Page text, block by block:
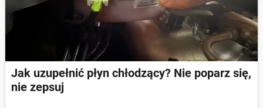
Jak uzupełnić płyn chłodzący? Nie poparz się,
nie zepsuj